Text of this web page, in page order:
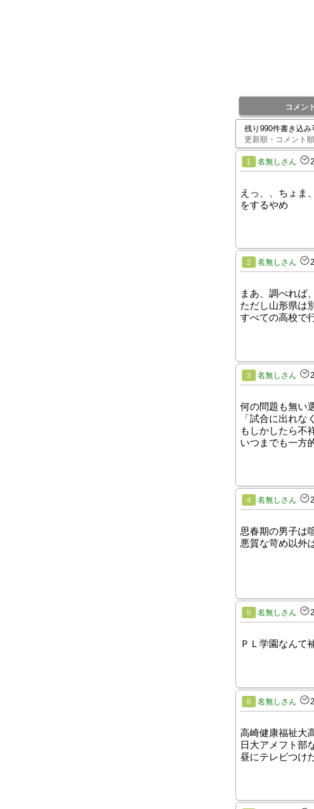
コメン
残り990件書き込み
更新順・コメント
1 名無しさん
えっ、、ちょま
をするやめ
2 名無しさん
まあ、調べれば
ただし山形県は
すべての高校で
3 名無しさん
何の問題も無い
「試合に出れな
もしかしたら不
いつまでも一方
4 名無しさん
思春期の男子は
悪質な苛め以外
5 名無しさん
ＰＬ学園なんて
6 名無しさん
高崎健康福祉大
日大アメフト部
昼にテレビつけ